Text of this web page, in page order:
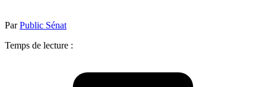
ParPublic Sénat
Temps de lecture :